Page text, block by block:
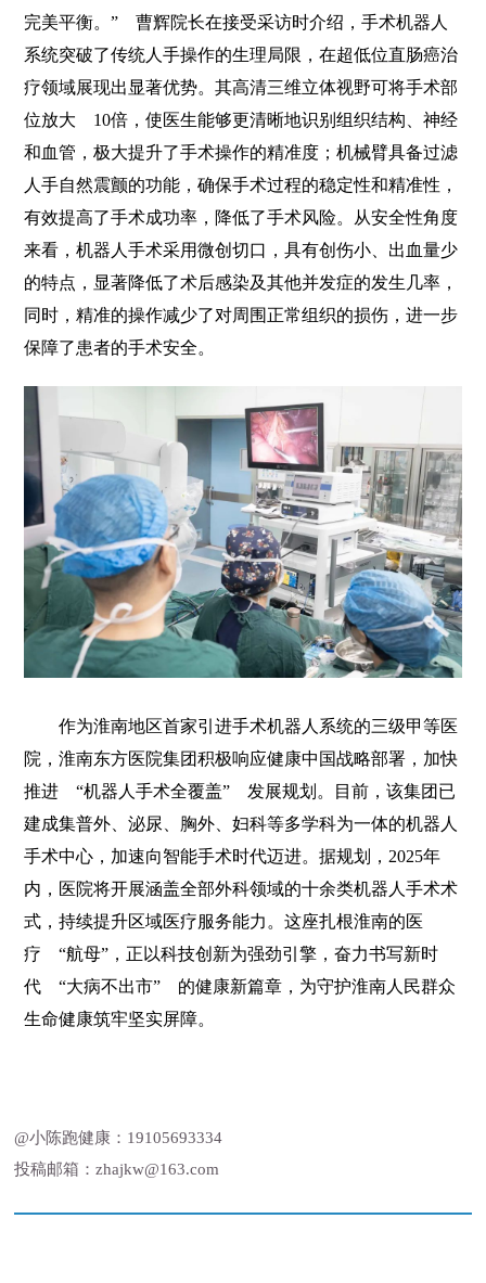
完美平衡。” 曹辉院长在接受采访时介绍，手术机器人
系统突破了传统人手操作的生理局限，在超低位直肠癌治
疗领域展现出显著优势。其高清三维立体视野可将手术部
位放大 10倍，使医生能够更清晰地识别组织结构、神经
和血管，极大提升了手术操作的精准度；机械臂具备过滤
人手自然震颤的功能，确保手术过程的稳定性和精准性，
有效提高了手术成功率，降低了手术风险。从安全性角度
来看，机器人手术采用微创切口，具有创伤小、出血量少
的特点，显著降低了术后感染及其他并发症的发生几率，
同时，精准的操作减少了对周围正常组织的损伤，进一步
保障了患者的手术安全。
作为淮南地区首家引进手术机器人系统的三级甲等医
院，淮南东方医院集团积极响应健康中国战略部署，加快
推进 “机器人手术全覆盖” 发展规划。目前，该集团已
建成集普外、泌尿、胸外、妇科等多学科为一体的机器人
手术中心，加速向智能手术时代迈进。据规划，2025年
内，医院将开展涵盖全部外科领域的十余类机器人手术术
式，持续提升区域医疗服务能力。这座扎根淮南的医
疗 “航母”，正以科技创新为强劲引擎，奋力书写新时
代 “大病不出市” 的健康新篇章，为守护淮南人民群众
生命健康筑牢坚实屏障。
@小陈跑健康：19105693334
投稿邮箱：zhajkw@163.com